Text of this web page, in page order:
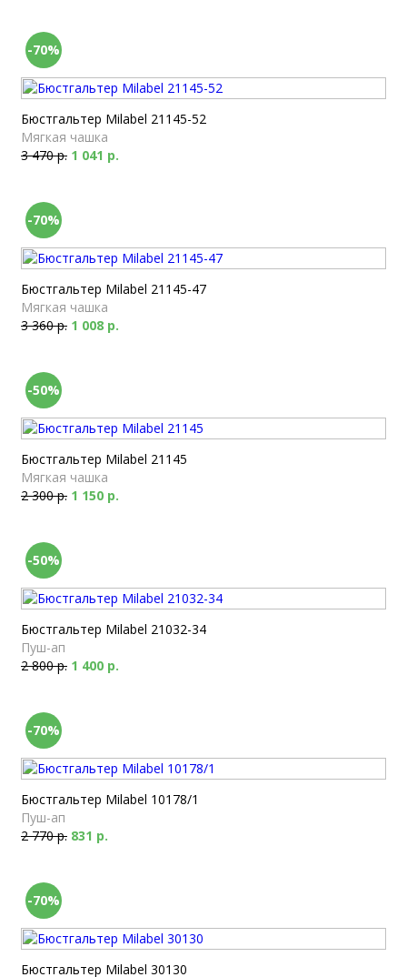
-70%
Бюстгальтер Milabel 21145-52
Мягкая чашка
3 470 р. 1 041 р.
-70%
Бюстгальтер Milabel 21145-47
Мягкая чашка
3 360 р. 1 008 р.
-50%
Бюстгальтер Milabel 21145
Мягкая чашка
2 300 р. 1 150 р.
-50%
Бюстгальтер Milabel 21032-34
Пуш-ап
2 800 р. 1 400 р.
-70%
Бюстгальтер Milabel 10178/1
Пуш-ап
2 770 р. 831 р.
-70%
Бюстгальтер Milabel 30130